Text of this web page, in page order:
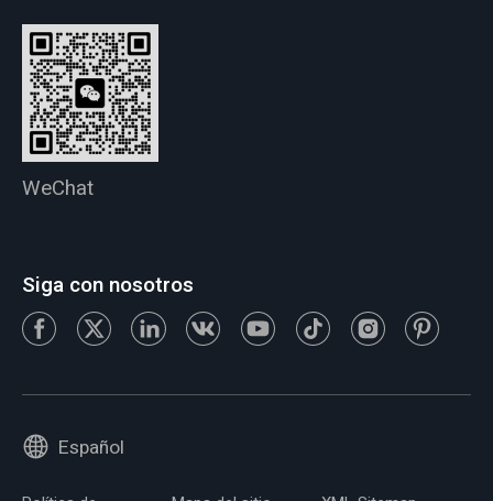
WeChat
Siga con nosotros
Español